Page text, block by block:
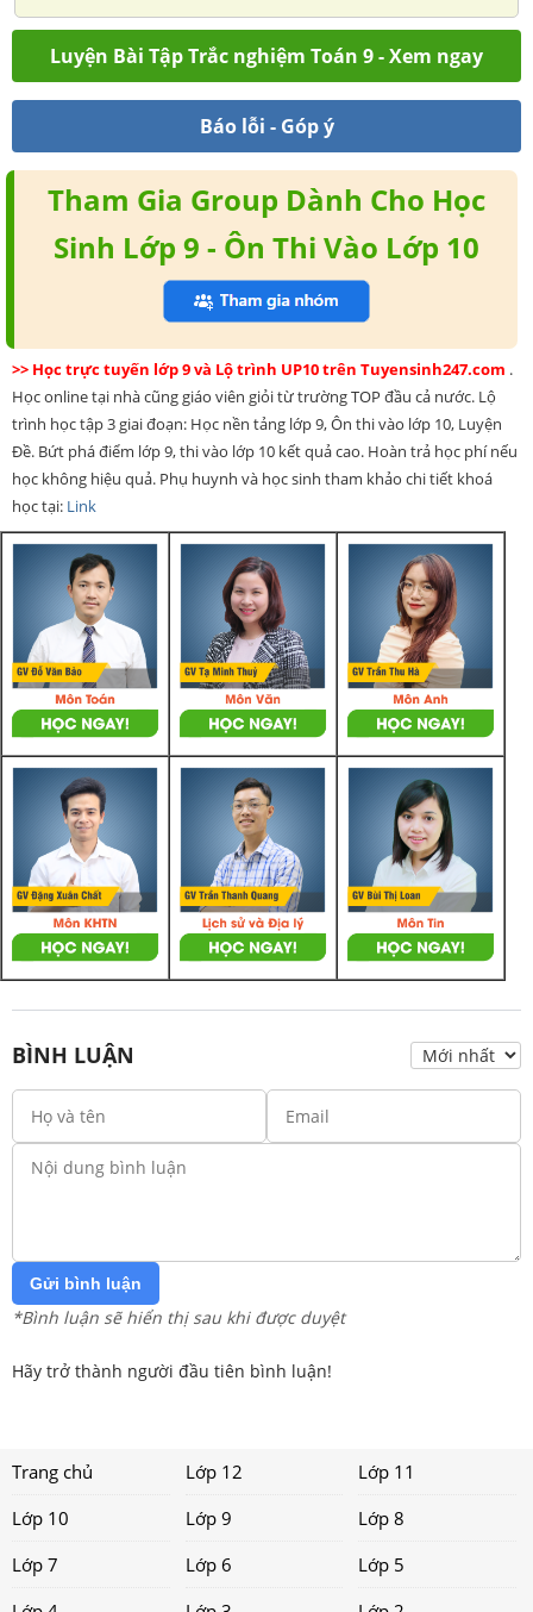
Luyện Bài Tập Trắc nghiệm Toán 9 - Xem ngay
Báo lỗi - Góp ý
Tham Gia Group Dành Cho Học
Sinh Lớp 9 - Ôn Thi Vào Lớp 10
>> Học trực tuyến lớp 9 và Lộ trình UP10 trên Tuyensinh247.com .
Học online tại nhà cũng giáo viên giỏi từ trường TOP đầu cả nước. Lộ
trình học tập 3 giai đoạn: Học nền tảng lớp 9, Ôn thi vào lớp 10, Luyện
Đề. Bứt phá điểm lớp 9, thi vào lớp 10 kết quả cao. Hoàn trả học phí nếu
học không hiệu quả. Phụ huynh và học sinh tham khảo chi tiết khoá
học tại: Link
BÌNH LUẬN
Gửi bình luận
*Bình luận sẽ hiển thị sau khi được duyệt
Hãy trở thành người đầu tiên bình luận!
Trang chủ Lớp 12
Lớp 11
Lớp 10
Lớp 9
Lớp 8
Lớp 7
Lớp 6
Lớp 5